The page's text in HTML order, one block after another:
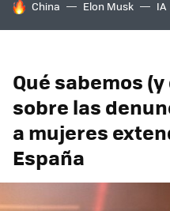
HOY SE HABLA DE
China Elon Musk IA
Qué sabemos
sobre las
a mujeres
España